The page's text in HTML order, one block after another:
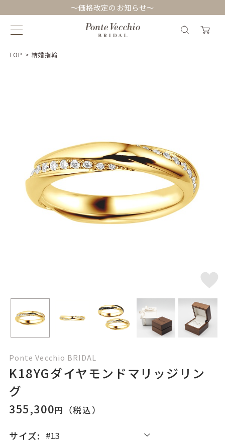
～価格改定のお知らせ～
TOP > 結婚指輪
Ponte Vecchio BRIDAL
K18YGダイヤモンドマリッジリン
グ
355,300円（税込）
サイズ: